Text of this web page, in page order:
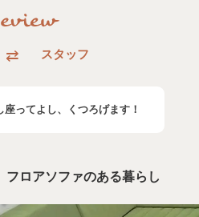
スタッフ
ってよし、くつろげます！
フロアソファのある暮らし